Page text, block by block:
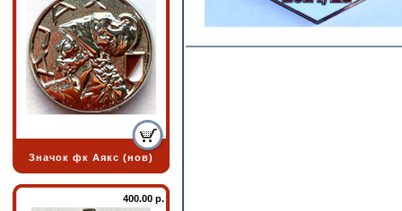
Значок фк Аякс (нов)
400.00 р.